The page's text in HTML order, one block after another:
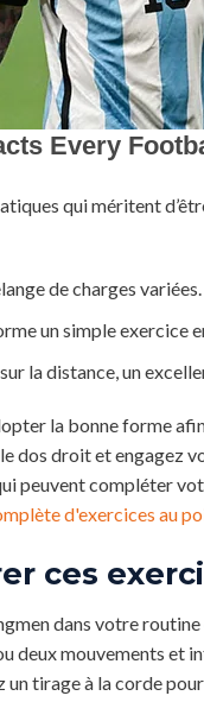
qui méritent
de charges variées.
un simple exercice
la distance, un
la bonne forme
dos droit et engagez
peuvent compléter
d'exercices au
ces
dans votre
deux mouvements et
tirage à la corde